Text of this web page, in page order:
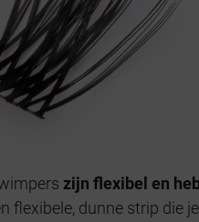
zijn flexibel en
flexibele, dunne strip die